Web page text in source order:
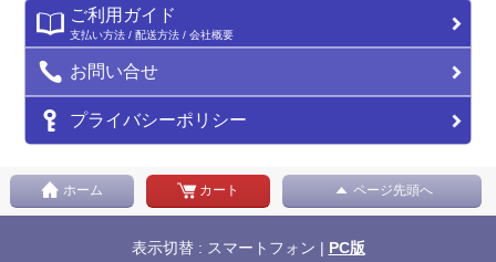
ご利用ガイド
支払い方法 / 配送方法 / 会社概要
お問い合せ
プライバシーポリシー
ホーム カート ページ先頭へ
表示切替 : スマートフォン | PC版